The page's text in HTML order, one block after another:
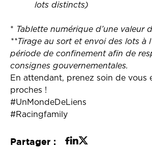
lots distincts)
* Tablette numérique d’une valeur
**Tirage au sort et envoi des lots à
période de confinement afin de
consignes gouvernementales.
En attendant, prenez soin de vous
proches !
#UnMondeDeLiens
#Racingfamily
Partager :